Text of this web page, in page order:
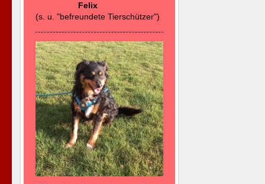
Felix
(s. u. "befreundete Tierschützer")